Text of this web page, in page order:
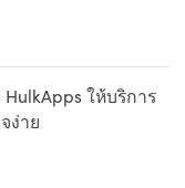
ให้บริการ
ง่าย